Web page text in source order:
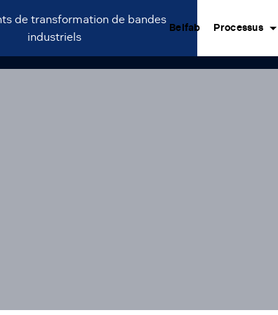
de transformation de bandes
industriels
Belfab Processus